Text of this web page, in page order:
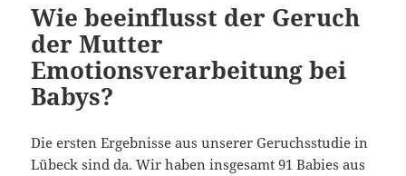
Wie beeinflusst der Geruch
der Mutter
Emotionsverarbeitung bei
Babys?
Die ersten Ergebnisse aus unserer Geruchsstudie in
Lübeck sind da. Wir haben insgesamt 91 Babies aus